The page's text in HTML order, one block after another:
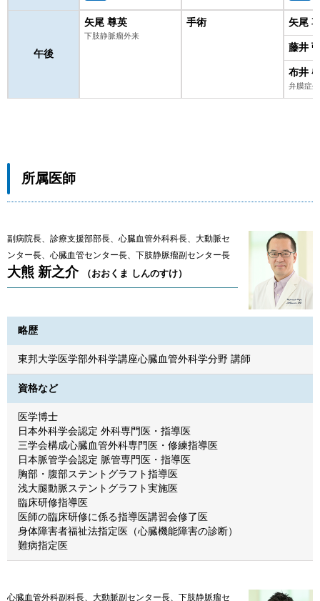
午後
矢尾 尊英
下肢静脈瘤外来
手術 矢尾
藤井
布井
弁膜症
所属医師
副病院長、診療支援部部長、心臓血管外科科長、大動脈セ
ンター長、心臓血管センター長、下肢静脈瘤副センター長
大熊 新之介 （おおくま しんのすけ）
略歴
東邦大学医学部外科学講座心臓血管外科学分野 講師
資格など
医学博士
日本外科学会認定 外科専門医・指導医
三学会構成心臓血管外科専門医・修練指導医
日本脈管学会認定 脈管専門医・指導医
胸部・腹部ステントグラフト指導医
浅大腿動脈ステントグラフト実施医
臨床研修指導医
医師の臨床研修に係る指導医講習会修了医
身体障害者福祉法指定医（心臓機能障害の診断）
難病指定医
心臓血管外科副科長、大動脈副センター長、下肢静脈瘤セ